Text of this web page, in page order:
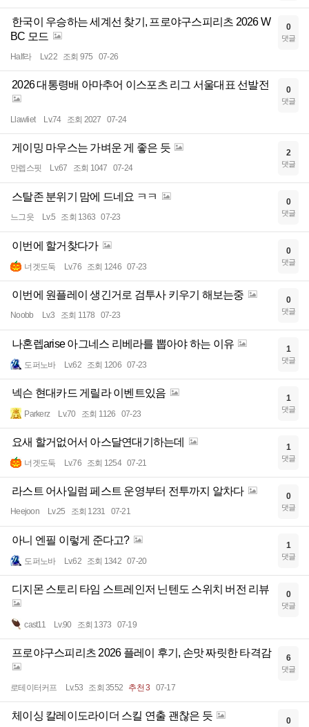
한국이 우승하는 세계선 찾기, 프로야구스피리츠 2026 W
BC 모드
Half라 Lv.22 조회 975 07-26
0
댓글
2026 대통령배 아마추어 이스포츠 리그 서울대표 선발전
Llawliet Lv.74 조회 2027 07-24
0
댓글
게이밍 마우스는 가벼운 게 좋은 듯
만렙스핏 Lv.67 조회 1047 07-24
2
댓글
스탈존 분위기 맘에 드네요 ㅋㅋ
느그읏 Lv.5 조회 1363 07-23
0
댓글
이번에 할거찾다가
너겟도둑 Lv.76 조회 1246 07-23
0
댓글
이번에 원플레이 생긴거로 검투사 키우기 해보는중
Noobb Lv.3 조회 1178 07-23
0
댓글
나혼렙arise 아그네스 리베라를 뽑아야 하는 이유
도퍼노바 Lv.62 조회 1206 07-23
1
댓글
넥슨 현대카드 게릴라 이벤트있음
Parkerz Lv.70 조회 1126 07-23
1
댓글
요새 할거없어서 아스달연대기하는데
너겟도둑 Lv.76 조회 1254 07-21
1
댓글
라스트 어사일럼 페스트 운영부터 전투까지 알차다
Heejoon Lv.25 조회 1231 07-21
0
댓글
아니 엔필 이렇게 준다고?
도퍼노바 Lv.62 조회 1342 07-20
1
댓글
디지몬 스토리 타임 스트레인저 닌텐도 스위치 버전 리뷰
cast11 Lv.90 조회 1373 07-19
0
댓글
프로야구스피리츠 2026 플레이 후기, 손맛 짜릿한 타격감
로테이터커프 Lv.53 조회 3552 추천 3 07-17
6
댓글
체이싱 칼레이도라이더 스킬 연출 괜찮은 듯 0